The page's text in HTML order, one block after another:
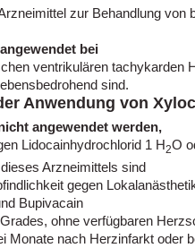
zur Behandlung von
bei
ventrikulären tachykarden
sind.
Anwendung von
angewendet werden,
Lidocainhydrochlorid 1 H2O
Arzneimittels sind
gegen
Bupivacain
ohne verfügbaren
Monate nach Herzinfarkt oder